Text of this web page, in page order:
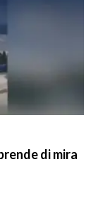
di mira